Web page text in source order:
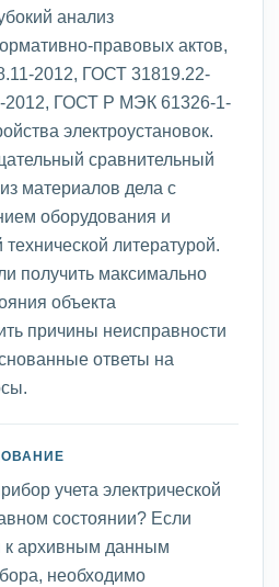
анализ
правовых актов,
2012, ГОСТ 31819.22-
2012, ГОСТ Р МЭК 61326-1-
электроустановок.
сравнительный
материалов дела с
оборудования и
литературой.
получить максимально
объекта
причины неисправности
ответы на
учета электрической
состоянии? Если
к архивным данным
необходимо